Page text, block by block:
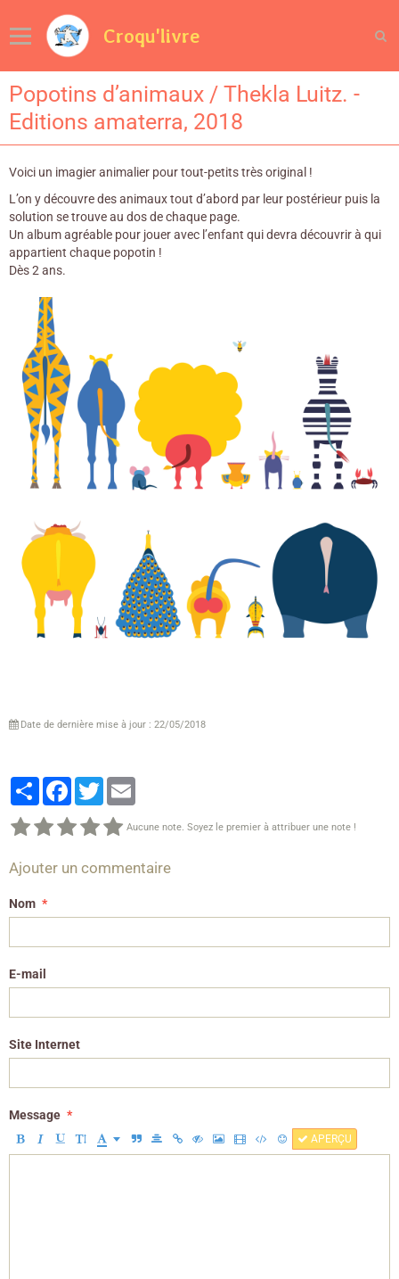
Croqu'livre
Popotins d’animaux / Thekla Luitz. -
Editions amaterra, 2018
Voici un imagier animalier pour tout-petits très original !
L’on y découvre des animaux tout d’abord par leur postérieur puis la
solution se trouve au dos de chaque page.
Un album agréable pour jouer avec l’enfant qui devra découvrir à qui
appartient chaque popotin !
Dès 2 ans.
Date de dernière mise à jour : 22/05/2018
PartagerFacebook
Twitter
Aucune note. Soyez le premier à attribuer une note !
Ajouter un commentaire
Nom
E-mail
Site Internet
Message
APERÇU